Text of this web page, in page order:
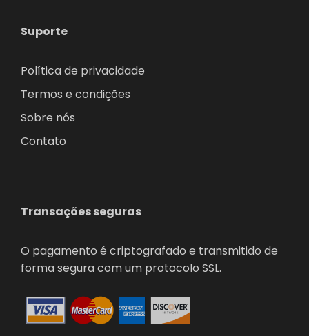
Suporte
Política de privacidade
Termos e condições
Sobre nós
Contato
Transações seguras
O pagamento é criptografado e transmitido de
forma segura com um protocolo SSL.